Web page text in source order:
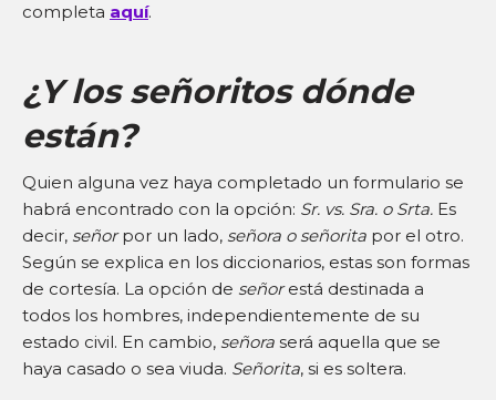
completa aquí.
¿Y los señoritos dónde
están?
Quien alguna vez haya completado un formulario se
habrá encontrado con la opción: Sr. vs. Sra. o Srta. Es
decir, señorpor un lado, señora o señorita por el otro.
Según se explica en los diccionarios, estas son formas
de cortesía. La opción de señorestá destinada a
todos los hombres, independientemente de su
estado civil. En cambio, señora será aquella que se
haya casado o sea viuda. Señorita, si es soltera.